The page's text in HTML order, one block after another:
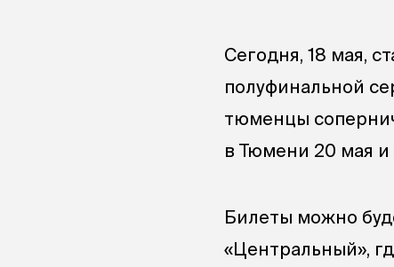
Сегодня, 18 мая,
полуфинальной
тюменцы
в Тюмени 20 мая и
Билеты можно
«Центральный»,